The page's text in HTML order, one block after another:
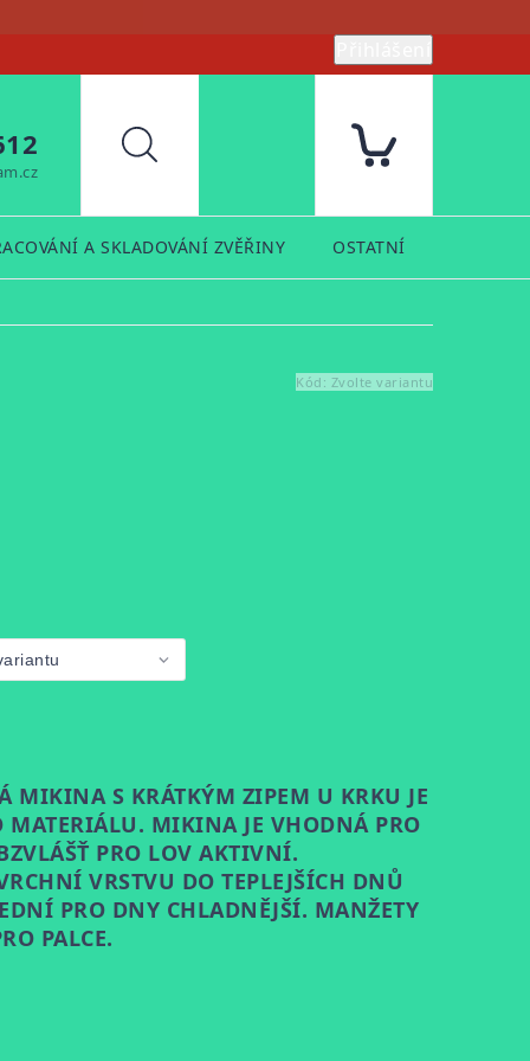
Hledat
A SKLADOVÁNÍ ZVĚŘINY OSTATNÍ
Kód: Zvolte variantu
MIKINA S KRÁTKÝM ZIPEM U KRKU JE
MATERIÁLU. MIKINA JE VHODNÁ PRO
PRO LOV AKTIVNÍ.
VRSTVU DO TEPLEJŠÍCH DNŮ
PRO DNY CHLADNĚJŠÍ. MANŽETY
PALCE.